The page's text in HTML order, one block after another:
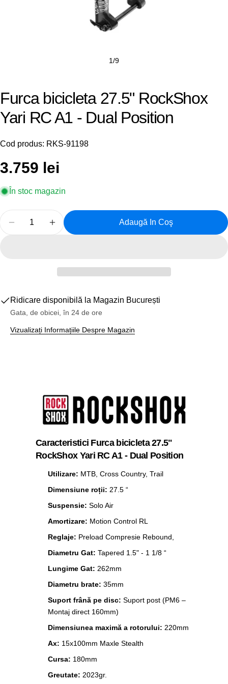
1/9
Furca bicicleta 27.5" RockShox
Yari RC A1 - Dual Position
Cod produs: RKS-91198
Preț
obișnuit
3.759 lei
În stoc magazin
Reduceți Cantitatea Pentru Furca Bicicleta
Creșteți Cantitatea Pentru Furca
Adaugă In Coş
Ridicare disponibilă la Magazin București
Gata, de obicei, în 24 de ore
Vizualizați Informațiile Despre Magazin
Caracteristici Furca bicicleta 27.5"
RockShox Yari RC A1 - Dual Position
Utilizare: MTB, Cross Country, Trail
Dimensiune roții: 27.5 “
Suspensie: Solo Air
Amortizare: Motion Control RL
Reglaje: Preload Compresie Rebound,
Diametru Gat: Tapered 1.5" - 1 1/8 “
Lungime Gat: 262mm
Diametru brate: 35mm
Suport frână pe disc: Suport post (PM6 –
Montaj direct 160mm)
Dimensiunea maximă a rotorului: 220mm
Ax: 15x100mm Maxle Stealth
Cursa: 180mm
Greutate: 2023gr.